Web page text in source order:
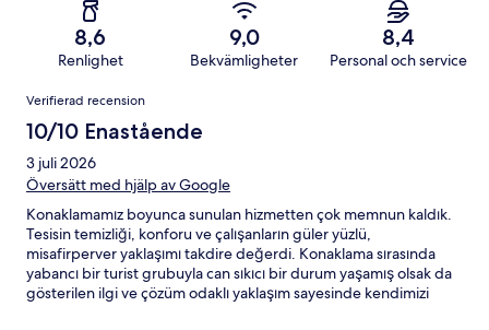
8,6
Renlighet
9,0
Bekvämligheter
8,4
Personal och service
Recensioner
Verifierad recension
10/10 Enastående
3 juli 2026
Översätt med hjälp av Google
Konaklamamız boyunca sunulan hizmetten çok memnun kaldık.
Tesisin temizliği, konforu ve çalışanların güler yüzlü,
misafirperver yaklaşımı takdire değerdi. Konaklama sırasında
yabancı bir turist grubuyla can sıkıcı bir durum yaşamış olsak da
gösterilen ilgi ve çözüm odaklı yaklaşım sayesinde kendimizi